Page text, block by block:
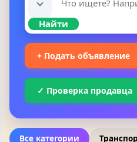
Найти
+ Подать объявление
✓ Проверка продавца
Все категории